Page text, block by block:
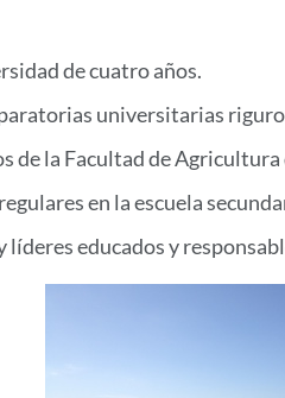
de cuatro años.
universitarias
de la Facultad de
en la escuela
educados y